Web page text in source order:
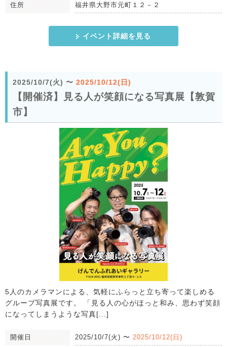
住所 福井県大野市元町１２－２
イベント詳細を見る
2025/10/7(火) 〜 2025/10/12(日)
【開催済】見る人が笑顔になる写真展【敦賀
市】
5人のカメラマンによる、気軽にふらっと立ち寄って楽しめる
グループ写真展です。 「見る人の心がほっと和み、思わず笑顔
になってしまうような写真[...]
開催日 2025/10/7(火) 〜 2025/10/12(日)